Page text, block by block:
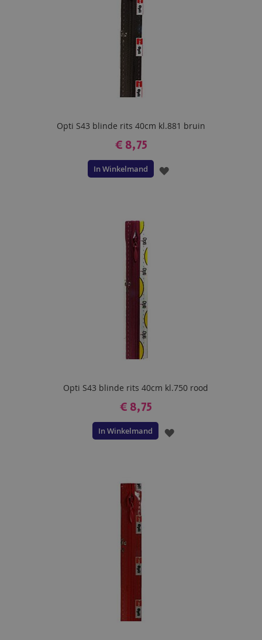
Opti S43 blinde rits 40cm kl.881 bruin
€ 8,75
In Winkelmand
VOEG
Opti S43 blinde rits 40cm kl.750 rood
€ 8,75
In Winkelmand
VOEG